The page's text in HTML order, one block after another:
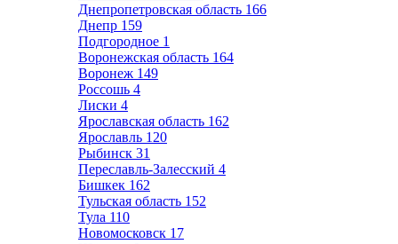
Днепропетровская область 166
Днепр 159
Подгородное 1
Воронежская область 164
Воронеж 149
Россошь 4
Лиски 4
Ярославская область 162
Ярославль 120
Рыбинск 31
Переславль-Залесский 4
Бишкек 162
Тульская область 152
Тула 110
Новомосковск 17